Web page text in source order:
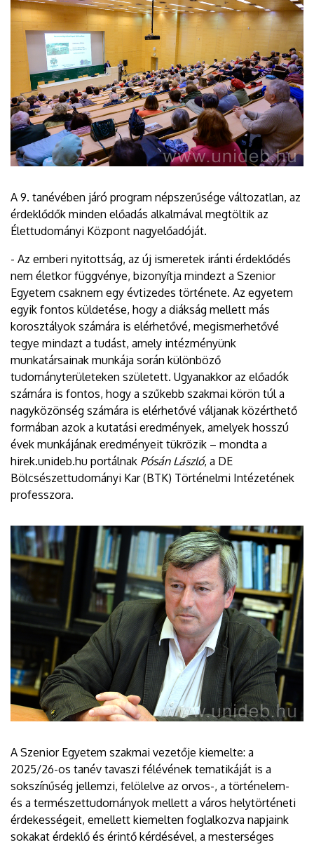
A 9. tanévében járó program népszerűsége változatlan, az
érdeklődők minden előadás alkalmával megtöltik az
Élettudományi Központ nagyelőadóját.
- Az emberi nyitottság, az új ismeretek iránti érdeklődés
nem életkor függvénye, bizonyítja mindezt a Szenior
Egyetem csaknem egy évtizedes története. Az egyetem
egyik fontos küldetése, hogy a diákság mellett más
korosztályok számára is elérhetővé, megismerhetővé
tegye mindazt a tudást, amely intézményünk
munkatársainak munkája során különböző
tudományterületeken született. Ugyanakkor az előadók
számára is fontos, hogy a szűkebb szakmai körön túl a
nagyközönség számára is elérhetővé váljanak közérthető
formában azok a kutatási eredmények, amelyek hosszú
évek munkájának eredményeit tükrözik – mondta a
hirek.unideb.hu portálnak Pósán László, a DE
Bölcsészettudományi Kar (BTK) Történelmi Intézetének
professzora.
A Szenior Egyetem szakmai vezetője kiemelte: a
2025/26-os tanév tavaszi félévének tematikáját is a
sokszínűség jellemzi, felölelve az orvos-, a történelem-
és a természettudományok mellett a város helytörténeti
érdekességeit, emellett kiemelten foglalkozva napjaink
sokakat érdeklő és érintő kérdésével, a mesterséges